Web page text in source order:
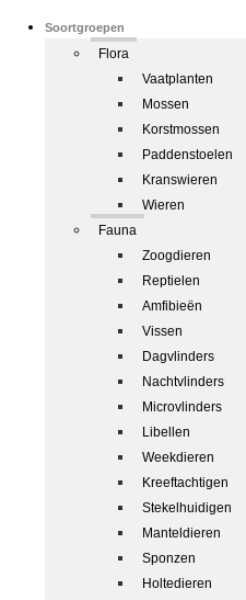
Soortgroepen
Flora
Vaatplanten
Mossen
Korstmossen
Paddenstoelen
Kranswieren
Wieren
Fauna
Zoogdieren
Reptielen
Amfibieën
Vissen
Dagvlinders
Nachtvlinders
Microvlinders
Libellen
Weekdieren
Kreeftachtigen
Stekelhuidigen
Manteldieren
Sponzen
Holtedieren